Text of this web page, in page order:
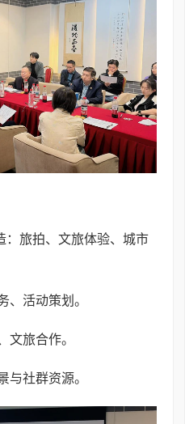
：旅拍、文旅体验、城市
、活动策划。
文旅合作。
与社群资源。